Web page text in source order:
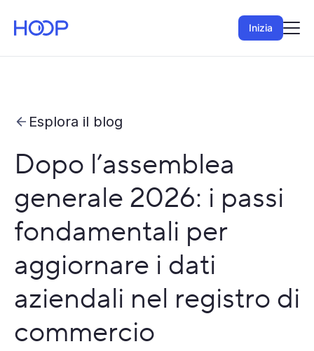
Inizia
Esplora il blog
Dopo l’assemblea
generale 2026: i passi
fondamentali per
aggiornare i dati
aziendali nel registro di
commercio